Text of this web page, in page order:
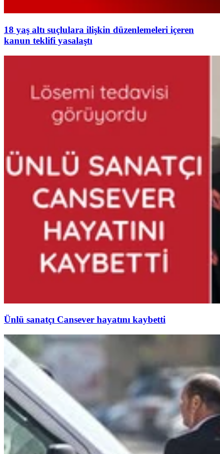
18 yaş altı suçlulara ilişkin düzenlemeleri içeren
kanun teklifi yasalaştı
Ünlü sanatçı Cansever hayatını kaybetti